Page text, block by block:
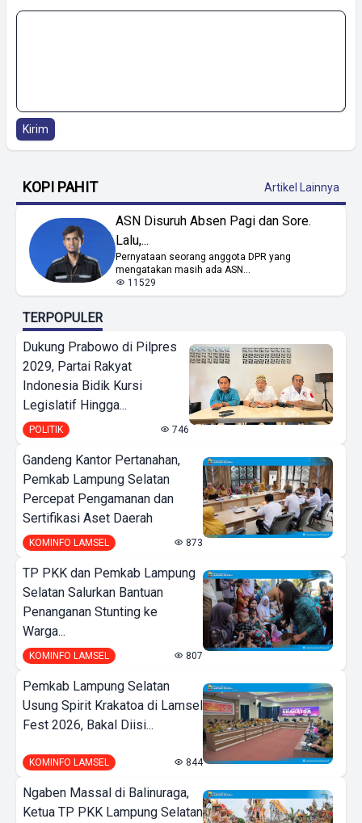
Kirim
KOPI PAHIT Artikel Lainnya
ASN Disuruh Absen Pagi dan Sore.
Lalu,...
Pernyataan seorang anggota DPR yang
mengatakan masih ada ASN...
11529
TERPOPULER
Dukung Prabowo di Pilpres
2029, Partai Rakyat
Indonesia Bidik Kursi
Legislatif Hingga...
POLITIK 746
Gandeng Kantor Pertanahan,
Pemkab Lampung Selatan
Percepat Pengamanan dan
Sertifikasi Aset Daerah
KOMINFO LAMSEL 873
TP PKK dan Pemkab Lampung
Selatan Salurkan Bantuan
Penanganan Stunting ke
Warga...
KOMINFO LAMSEL 807
Pemkab Lampung Selatan
Usung Spirit Krakatoa di Lamsel
Fest 2026, Bakal Diisi...
KOMINFO LAMSEL 844
Ngaben Massal di Balinuraga,
Ketua TP PKK Lampung Selatan